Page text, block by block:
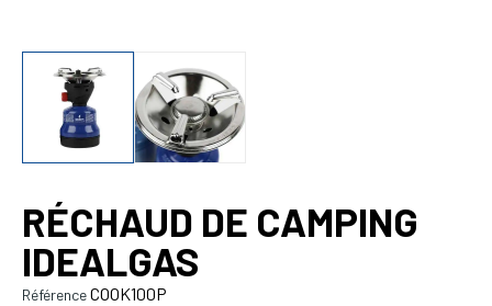
RÉCHAUD DE CAMPING
IDEALGAS
RéférenceCOOK100P